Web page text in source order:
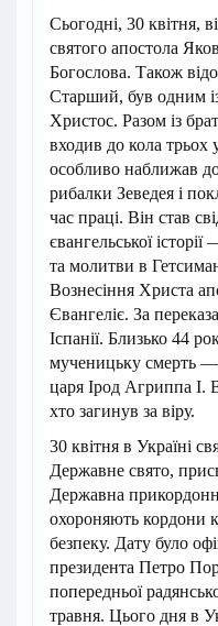
Сьогодні, 30 квітня,
святого апостола
Богослова. Також
Старший, був одним
Христос. Разом із
входив до кола трьох
особливо наближав
рибалки Зеведея і
час праці. Він став
євангельської
та молитви в
Вознесіння Христа
Євангеліє. За
Іспанії. Близько 44
мученицьку смерть —
царя Ірод Агриппа I.
хто загинув за віру.
30 квітня в Україні
Державне свято,
Державна
охороняють кордони
безпеку. Дату було
президента Петро
попередньої
травня. Цього дня в